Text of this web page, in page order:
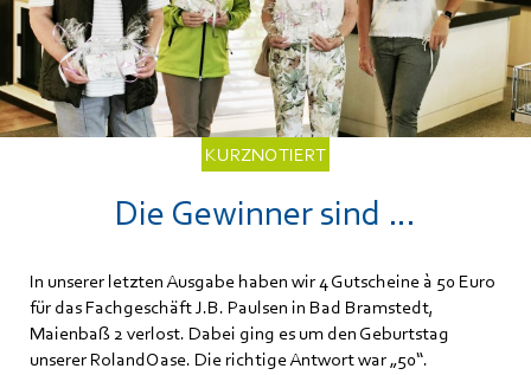
KURZNOTIERT
Die Gewinner sind …
In unserer letzten Ausgabe haben wir 4 Gutscheine à 50 Euro
für das Fachgeschäft J.B. Paulsen in Bad Bramstedt,
Maienbaß 2 verlost. Dabei ging es um den Geburtstag
unserer RolandOase. Die richtige Antwort war „50“.